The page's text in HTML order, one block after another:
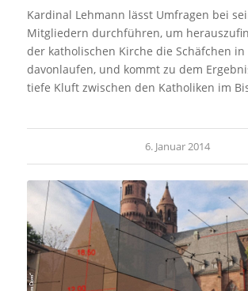
Kardinal Lehmann lässt Umfragen bei
Mitgliedern durchführen, um
der katholischen Kirche die Schäfchen in
davonlaufen, und kommt zu dem
tiefe Kluft zwischen den Katholiken im
6. Januar 2014